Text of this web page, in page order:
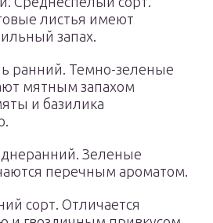
листья имеют
запах.
ранний. Темно-зеленые
мятным запахом
и базилика
Зеленые
перечным ароматом.
сорт. Отличается